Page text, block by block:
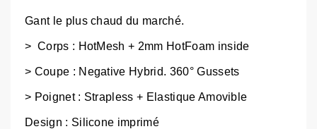
Gant le plus chaud du marché.
> Corps : HotMesh + 2mm HotFoam inside
> Coupe : Negative Hybrid. 360° Gussets
> Poignet : Strapless + Elastique Amovible
Design : Silicone imprimé